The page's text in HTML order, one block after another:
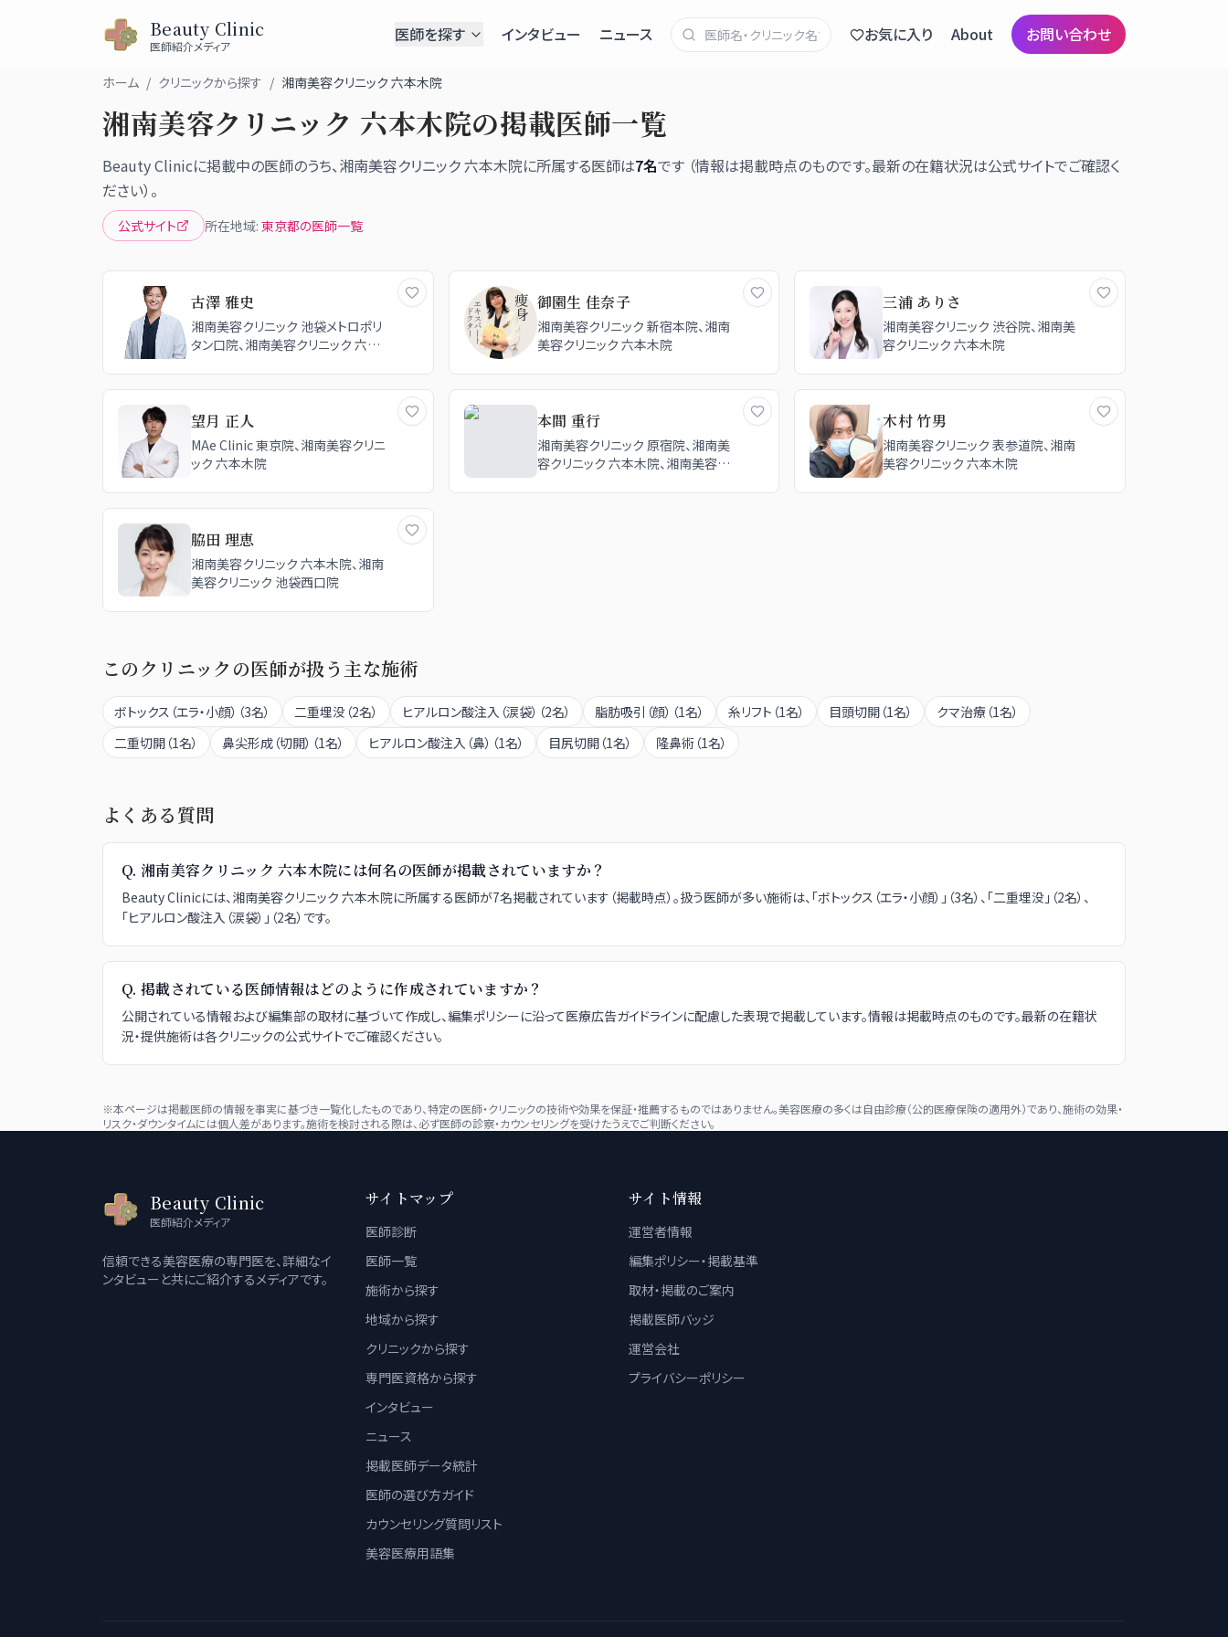
Beauty Clinic
医師紹介メディア
医師を探す インタビュー ニュース お気に入り About お問い合わせ
ホーム / クリニックから探す / 湘南美容クリニック 六本木院
湘南美容クリニック 六本木院の掲載医師一覧
Beauty Clinicに掲載中の医師のうち、湘南美容クリニック 六本木院に所属する医師は7名です （情報は掲載時点のものです。最新の在籍状況は公式サイトでご確認く
ださい）。
公式サイト 所在地域: 東京都の医師一覧
古澤 雅史
湘南美容クリニック 池袋メトロポリ
タン口院、湘南美容クリニック 六本
御園生 佳奈子
湘南美容クリニック 新宿本院、湘南
美容クリニック 六本木院
三浦 ありさ
湘南美容クリニック 渋谷院、湘南美
容クリニック 六本木院
望月 正人
MAe Clinic 東京院、湘南美容クリニ
ック 六本木院
本間 重行
湘南美容クリニック 原宿院、湘南美
容クリニック 六本木院、湘南美容ク
木村 竹男
湘南美容クリニック 表参道院、湘南
美容クリニック 六本木院
脇田 理恵
湘南美容クリニック 六本木院、湘南
美容クリニック 池袋西口院
このクリニックの医師が扱う主な施術
ボトックス（エラ・小顔） （3名） 二重埋没 （2名） ヒアルロン酸注入（涙袋） （2名） 脂肪吸引（顔） （1名） 糸リフト （1名） 目頭切開 （1名） クマ治療 （1名）
二重切開 （1名） 鼻尖形成（切開） （1名） ヒアルロン酸注入（鼻） （1名） 目尻切開 （1名） 隆鼻術 （1名）
よくある質問
Q. 湘南美容クリニック 六本木院には何名の医師が掲載されていますか？
Beauty Clinicには、湘南美容クリニック 六本木院に所属する医師が7名掲載されています（掲載時点）。扱う医師が多い施術は、「ボトックス（エラ・小顔）」（3名）、「二重埋没」（2名）、
「ヒアルロン酸注入（涙袋）」（2名）です。
Q. 掲載されている医師情報はどのように作成されていますか？
公開されている情報および編集部の取材に基づいて作成し、編集ポリシーに沿って医療広告ガイドラインに配慮した表現で掲載しています。情報は掲載時点のものです。最新の在籍状
況・提供施術は各クリニックの公式サイトでご確認ください。
※本ページは掲載医師の情報を事実に基づき一覧化したものであり、特定の医師・クリニックの技術や効果を保証・推薦するものではありません。美容医療の多くは自由診療（公的医療保険の適用外）であり、施術の効果・
リスク・ダウンタイムには個人差があります。施術を検討される際は、必ず医師の診察・カウンセリングを受けたうえでご判断ください。
Beauty Clinic
医師紹介メディア
信頼できる美容医療の専門医を、詳細なイ
ンタビューと共にご紹介するメディアです。
サイトマップ
医師診断
医師一覧
施術から探す
地域から探す
クリニックから探す
専門医資格から探す
インタビュー
ニュース
掲載医師データ統計
医師の選び方ガイド
カウンセリング質問リスト
美容医療用語集
サイト情報
運営者情報
編集ポリシー・掲載基準
取材・掲載のご案内
掲載医師バッジ
運営会社
プライバシーポリシー